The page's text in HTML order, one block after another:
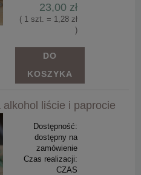
23,00 zł
( 1 szt. = 1,28 zł
)
DO
KOSZYKA
liście i paprocie
Dostępność:
dostępny na
zamówienie
Czas realizacji:
CZAS